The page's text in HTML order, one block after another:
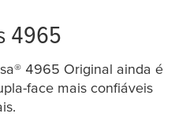
4965
® 4965 Original ainda é
face mais confiáveis